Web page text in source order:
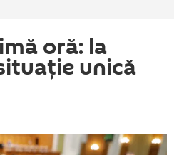
oră: la
unică